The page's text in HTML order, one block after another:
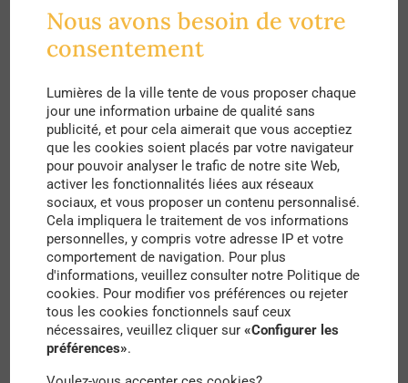
dans son ensemble
, puisque tous les parisiens
pourront eux aussi goûter au plaisir de plonger
différents, et ce notamment dans les cinq sites
déjà à l’étude : dans le centre aux bords du Parc
Rives de Seine pour deux d’entre eux et sur le bras
Marie, au niveau du port de Bercy Ou encore sur
l’allée du bord-de-l’eau dans le bois de Boulogne.
Grand Paris oblige, une vingtaine de sites
potentiels ont été identifiés au sein de quasiment
autant de villes de la métropole, bordées par la
Seine ou par la Marne.. Mais se baigner dans la
Seine renvoie directement à une question qui
Nous avons besoin de votre
consentement
Lumières de la ville tente de vous proposer chaque
jour une information urbaine de qualité sans
publicité, et pour cela aimerait que vous acceptiez
que les cookies soient placés par votre navigateur
pour pouvoir analyser le trafic de notre site Web,
activer les fonctionnalités liées aux réseaux
sociaux, et vous proposer un contenu personnalisé.
Cela impliquera le traitement de vos informations
personnelles, y compris votre adresse IP et votre
comportement de navigation. Pour plus
d'informations, veuillez consulter notre Politique de
cookies. Pour modifier vos préférences ou rejeter
tous les cookies fonctionnels sauf ceux
nécessaires, veuillez cliquer sur«Configurer les
préférences».